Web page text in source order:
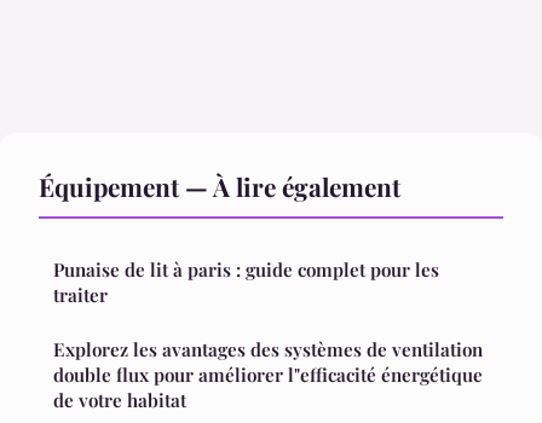
Équipement — À lire également
Punaise de lit à paris : guide complet pour les
traiter
Explorez les avantages des systèmes de ventilation
double flux pour améliorer l"efficacité énergétique
de votre habitat